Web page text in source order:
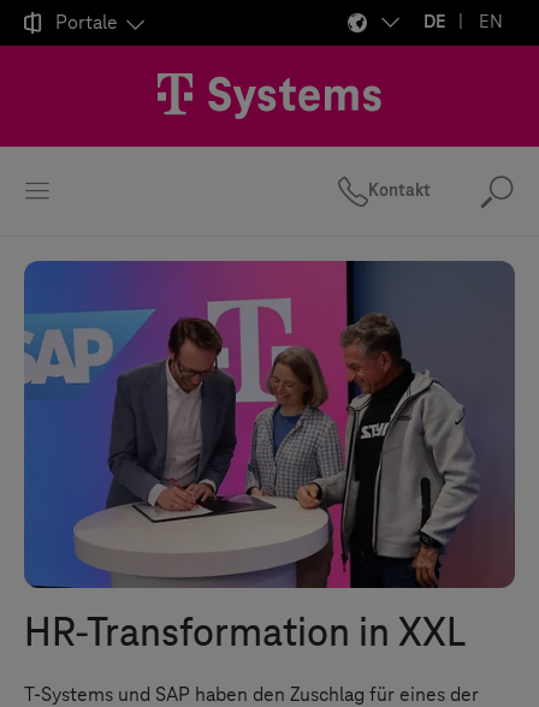
 Portale DE EN
Kontakt
HR-Transformation in XXL
T-Systems und SAP haben den Zuschlag für eines der